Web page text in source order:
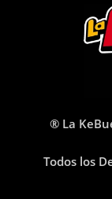
® La
Todos los